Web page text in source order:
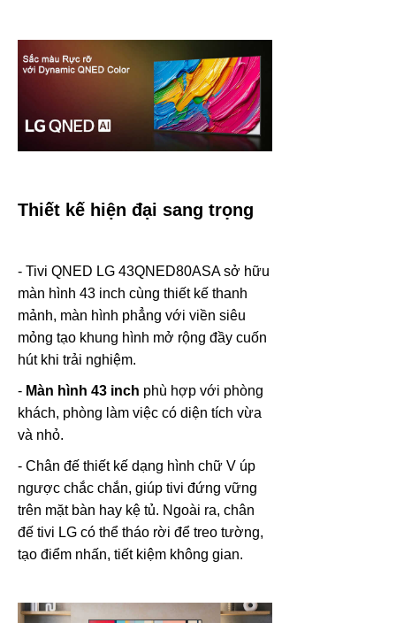
Thiết kế hiện đại sang trọng
- Tivi QNED LG 43QNED80ASA sở hữu
màn hình 43 inch cùng thiết kế thanh
mảnh, màn hình phẳng với viền siêu
mỏng tạo khung hình mở rộng đầy cuốn
hút khi trải nghiệm.
- Màn hình 43 inch phù hợp với phòng
khách, phòng làm việc có diện tích vừa
và nhỏ.
- Chân đế thiết kế dạng hình chữ V úp
ngược chắc chắn, giúp tivi đứng vững
trên mặt bàn hay kệ tủ. Ngoài ra, chân
đế tivi LG có thể tháo rời để treo tường,
tạo điểm nhấn, tiết kiệm không gian.